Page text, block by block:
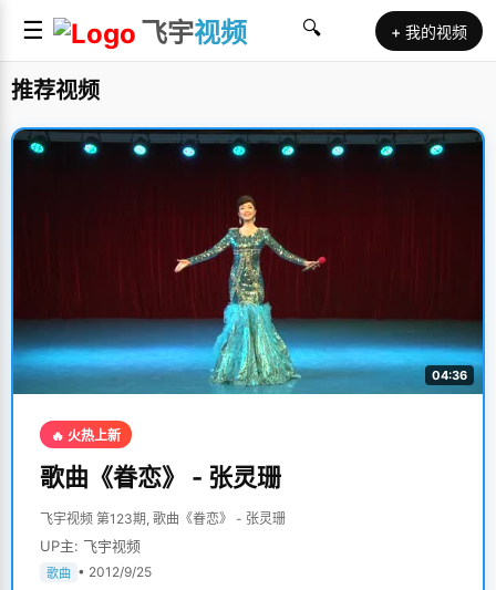
☰ 飞宇视频 🔍 + 我的视频
推荐视频
04:36
🔥 火热上新
歌曲《眷恋》 - 张灵珊
飞宇视频 第123期, 歌曲《眷恋》 - 张灵珊
UP主: 飞宇视频
歌曲 • 2012/9/25